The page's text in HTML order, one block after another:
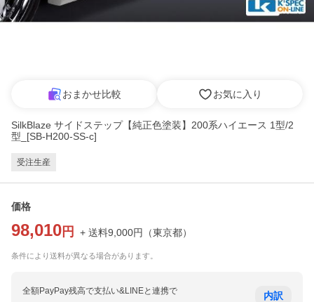
おまかせ比較 お気に入り
SilkBlaze サイドステップ【純正色塗装】200系ハイエース 1型/2
型_[SB-H200-SS-c]
受注生産
価格
98,010 円 + 送料9,000円 （東京都）
条件により送料が異なる場合があります。
全額PayPay残高で支払い&LINEと連携で 内訳